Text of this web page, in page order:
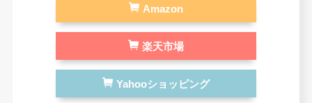
Amazon
楽天市場
Yahooショッピング